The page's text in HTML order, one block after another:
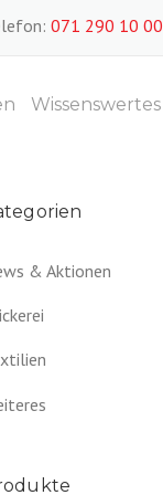
071 290 10 00
Wissenswertes
& Aktionen